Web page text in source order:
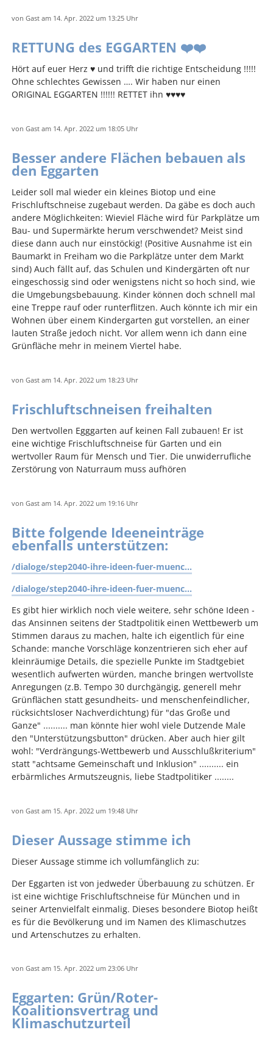
von Gast am 14. Apr. 2022um 13:25 Uhr
RETTUNG des EGGARTEN ❤️❤️
Hört auf euer Herz ♥️ und trifft die richtige Entscheidung !!!!!
Ohne schlechtes Gewissen …. Wir haben nur einen
ORIGINAL EGGARTEN !!!!!! RETTET ihn ♥️♥️♥️♥️
von Gast am 14. Apr. 2022um 18:05 Uhr
Besser andere Flächen bebauen als
den Eggarten
Leider soll mal wieder ein kleines Biotop und eine
Frischluftschneise zugebaut werden. Da gäbe es doch auch
andere Möglichkeiten: Wieviel Fläche wird für Parkplätze um
Bau- und Supermärkte herum verschwendet? Meist sind
diese dann auch nur einstöckig! (Positive Ausnahme ist ein
Baumarkt in Freiham wo die Parkplätze unter dem Markt
sind) Auch fällt auf, das Schulen und Kindergärten oft nur
eingeschossig sind oder wenigstens nicht so hoch sind, wie
die Umgebungsbebauung. Kinder können doch schnell mal
eine Treppe rauf oder runterflitzen. Auch könnte ich mir ein
Wohnen über einem Kindergarten gut vorstellen, an einer
lauten Straße jedoch nicht. Vor allem wenn ich dann eine
Grünfläche mehr in meinem Viertel habe.
von Gast am 14. Apr. 2022um 18:23 Uhr
Frischluftschneisen freihalten
Den wertvollen Egggarten auf keinen Fall zubauen! Er ist
eine wichtige Frischluftschneise für Garten und ein
wertvoller Raum für Mensch und Tier. Die unwiderrufliche
Zerstörung von Naturraum muss aufhören
von Gast am 14. Apr. 2022um 19:16 Uhr
Bitte folgende Ideeneinträge
ebenfalls unterstützen:
/dialoge/step2040-ihre-ideen-fuer-muenc...
/dialoge/step2040-ihre-ideen-fuer-muenc...
Es gibt hier wirklich noch viele weitere, sehr schöne Ideen -
das Ansinnen seitens der Stadtpolitik einen Wettbewerb um
Stimmen daraus zu machen, halte ich eigentlich für eine
Schande: manche Vorschläge konzentrieren sich eher auf
kleinräumige Details, die spezielle Punkte im Stadtgebiet
wesentlich aufwerten würden, manche bringen wertvollste
Anregungen (z.B. Tempo 30 durchgängig, generell mehr
Grünflächen statt gesundheits- und menschenfeindlicher,
rücksichtsloser Nachverdichtung) für "das Große und
Ganze" .......... man könnte hier wohl viele Dutzende Male
den "Unterstützungsbutton" drücken. Aber auch hier gilt
wohl: "Verdrängungs-Wettbewerb und Ausschlußkriterium"
statt "achtsame Gemeinschaft und Inklusion" .......... ein
erbärmliches Armutszeugnis, liebe Stadtpolitiker ........
von Gast am 15. Apr. 2022um 19:48 Uhr
Dieser Aussage stimme ich
Dieser Aussage stimme ich vollumfänglich zu:
Der Eggarten ist von jedweder Überbauung zu schützen. Er
ist eine wichtige Frischluftschneise für München und in
seiner Artenvielfalt einmalig. Dieses besondere Biotop heißt
es für die Bevölkerung und im Namen des Klimaschutzes
und Artenschutzes zu erhalten.
von Gast am 15. Apr. 2022um 23:06 Uhr
Eggarten: Grün/Roter-
Koalitionsvertrag und
Klimaschutzurteil